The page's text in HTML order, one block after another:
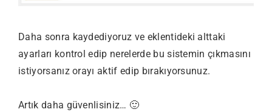
Daha sonra kaydediyoruz ve eklentideki alttaki
ayarları kontrol edip nerelerde bu sistemin çıkmasını
istiyorsanız orayı aktif edip bırakıyorsunuz.
Artık daha güvenlisiniz… 🙂